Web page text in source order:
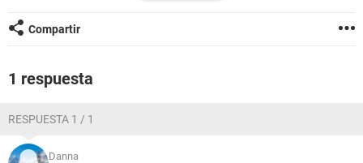
pastilla de al día siguiente?Estoy preocupada Porque no me
A Venido mi regla
Compartir
1 respuesta
RESPUESTA 1 / 1
Danna